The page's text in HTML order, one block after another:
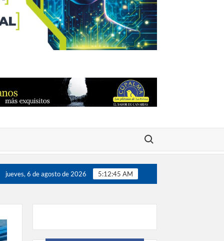
Buscar:
Víctor González destaca el papel del deporte como
jueves, 6 de agosto de 2026 5:12:46 AM